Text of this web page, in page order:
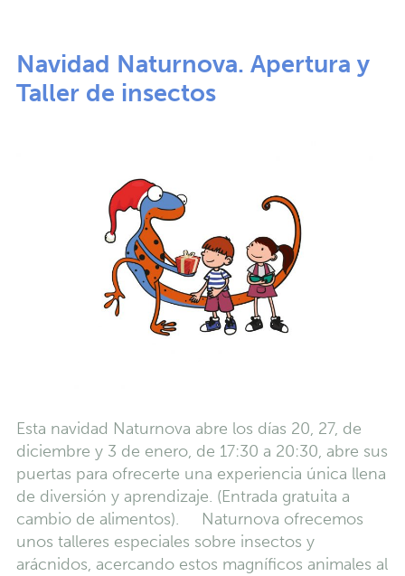
Navidad Naturnova. Apertura y
Taller de insectos
Esta navidad Naturnova abre los días 20, 27, de
diciembre y 3 de enero, de 17:30 a 20:30, abre sus
puertas para ofrecerte una experiencia única llena
de diversión y aprendizaje. (Entrada gratuita a
cambio de alimentos). Naturnova ofrecemos
unos talleres especiales sobre insectos y
arácnidos, acercando estos magníficos animales al